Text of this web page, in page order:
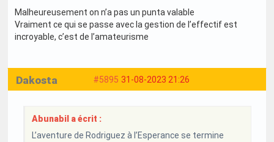
Malheureusement on n’a pas un punta valable
Vraiment ce qui se passe avec la gestion de l’effectif est
incroyable, c’est de l’amateurisme
#5895 31-08-2023 21:26
Dakosta
Abunabil a écrit :
L’aventure de Rodriguez à l’Esperance se termine